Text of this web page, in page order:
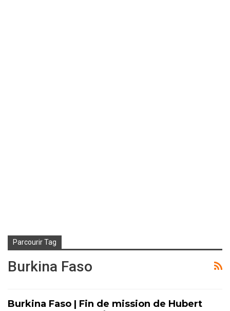
Parcourir Tag
Burkina Faso
Burkina Faso | Fin de mission de Hubert